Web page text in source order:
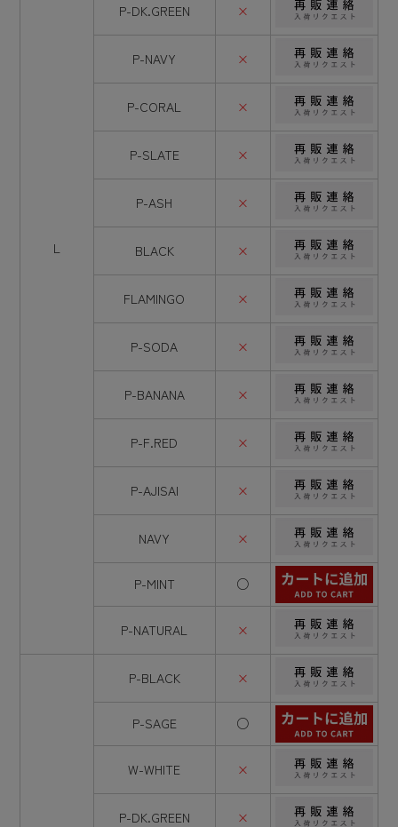
L
P-DK.GREEN ×
P-NAVY ×
P-CORAL ×
P-SLATE ×
P-ASH ×
BLACK ×
FLAMINGO ×
P-SODA ×
P-BANANA ×
P-F.RED ×
P-AJISAI ×
NAVY ×
P-MINT ○
P-NATURAL ×
P-BLACK ×
P-SAGE ○
W-WHITE ×
P-DK.GREEN ×